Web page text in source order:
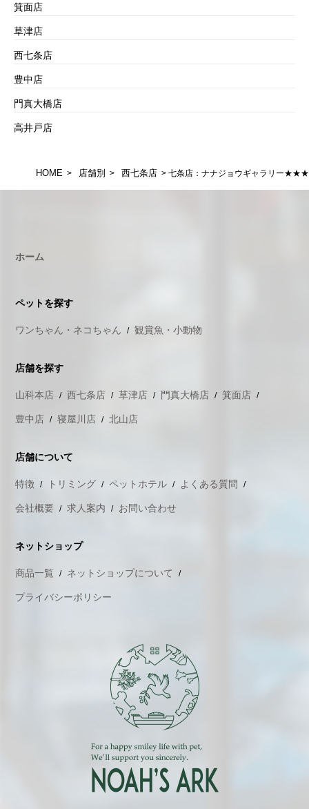
箕面店
草津店
西七条店
豊中店
門真大橋店
高井戸店
HOME > 店舗別 > 西七条店 > 七条店：ナナジョウギャラリー★★★
ホーム
ペットを探す
ワンちゃん・ネコちゃん 観賞魚・小動物
店舗を探す
山科本店 西七条店 草津店 門真大橋店 箕面店
豊中店 寝屋川店 北山店
店舗について
特徴 トリミング ペットホテル よくある質問
会社概要 求人案内 お問い合わせ
ネットショップ
商品一覧 ネットショップについて
プライバシーポリシー